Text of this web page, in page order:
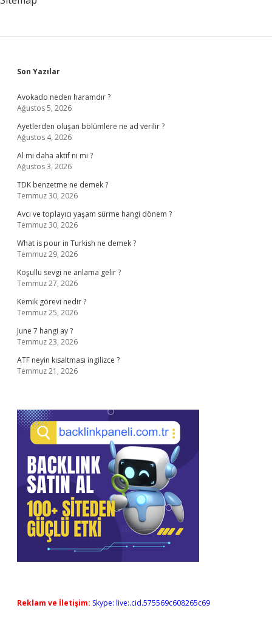
Sidebar
Son Yazılar
Avokado neden haramdır ?
Ağustos 5, 2026
Ayetlerden oluşan bölümlere ne ad verilir ?
Ağustos 4, 2026
Al mı daha aktif ni mi ?
Ağustos 3, 2026
TDK benzetme ne demek ?
Temmuz 30, 2026
Avcı ve toplayıcı yaşam sürme hangi dönem ?
Temmuz 30, 2026
What is pour in Turkish ne demek ?
Temmuz 29, 2026
Koşullu sevgi ne anlama gelir ?
Temmuz 27, 2026
Kemik görevi nedir ?
Temmuz 25, 2026
June 7 hangi ay ?
Temmuz 23, 2026
ATF neyin kısaltması ingilizce ?
Temmuz 21, 2026
Reklam ve İletişim: Skype: live:.cid.575569c608265c69